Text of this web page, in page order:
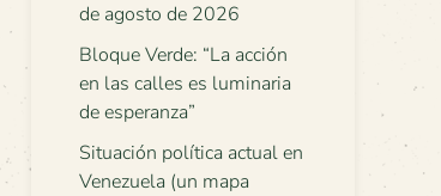
de agosto de 2026
Bloque Verde: “La acción
en las calles es luminaria
de esperanza”
Situación política actual en
Venezuela (un mapa